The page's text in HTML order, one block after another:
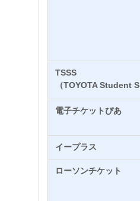
TSSS
（TOYOTA Student
電子チケットぴあ
イープラス
ローソンチケット